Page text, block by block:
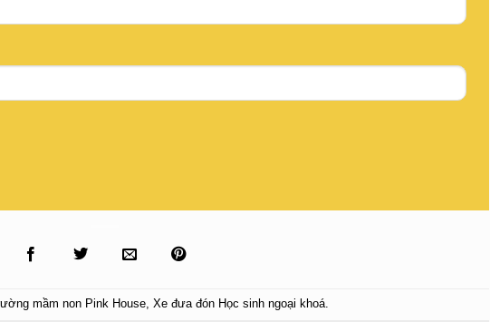
mầm non Pink House,Xe đưa đón Học sinh ngoại khoá.